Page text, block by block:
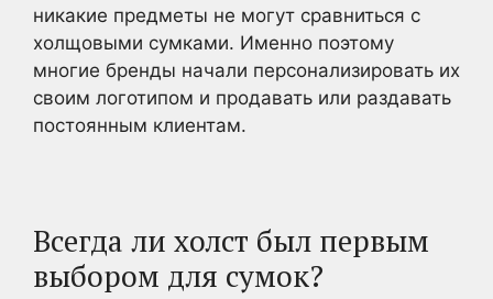
никакие предметы не могут сравниться с
холщовыми сумками. Именно поэтому
многие бренды начали персонализировать их
своим логотипом и продавать или раздавать
постоянным клиентам.
Всегда ли холст был первым
выбором для сумок?